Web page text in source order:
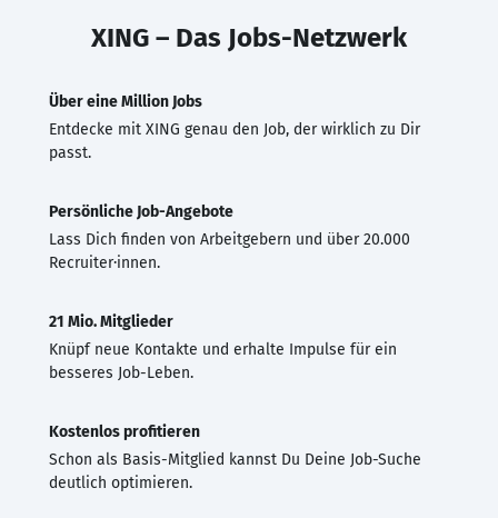
XING – Das Jobs-Netzwerk
Über eine Million Jobs
Entdecke mit XING genau den Job, der wirklich zu Dir
passt.
Persönliche Job-Angebote
Lass Dich finden von Arbeitgebern und über 20.000
Recruiter·innen.
21 Mio. Mitglieder
Knüpf neue Kontakte und erhalte Impulse für ein
besseres Job-Leben.
Kostenlos profitieren
Schon als Basis-Mitglied kannst Du Deine Job-Suche
deutlich optimieren.